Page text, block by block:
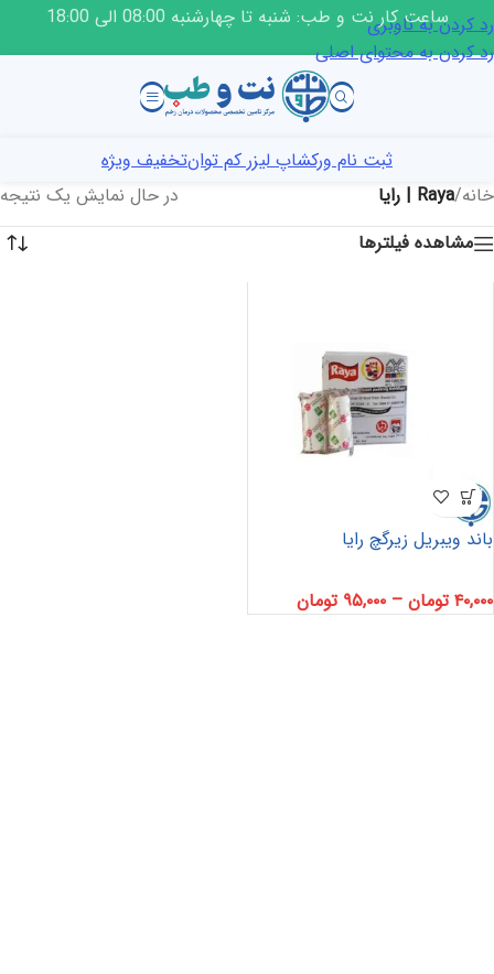
رد کردن به ناوبری
رد کردن به محتوای اصلی
ساعت کار نت و طب: شنبه تا چهارشنبه 08:00 الی 18:00
ثبت نام ورکشاپ لیزر کم توانتخفیف ویژه
خانه/Raya | رایا
در حال نمایش یک نتیجه
مشاهده فیلترها
باند ویبریل زیرگچ رایا
۴۰,۰۰۰ تومان – ۹۵,۰۰۰ تومان